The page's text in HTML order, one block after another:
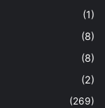
(1)
(8)
(8)
(2)
(269)